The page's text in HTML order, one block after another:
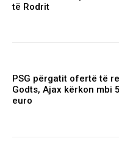
të Rodrit
PSG përgatit ofertë të
Godts, Ajax kërkon mbi
euro